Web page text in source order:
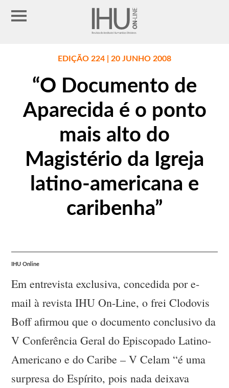
EDIÇÃO 224 | 20 JUNHO 2008
“O Documento de
Aparecida é o ponto
mais alto do
Magistério da Igreja
latino-americana e
caribenha”
IHU Online
Em entrevista exclusiva, concedida por e-
mail à revista IHU On-Line, o frei Clodovis
Boff afirmou que o documento conclusivo da
V Conferência Geral do Episcopado Latino-
Americano e do Caribe – V Celam “é uma
surpresa do Espírito, pois nada deixava